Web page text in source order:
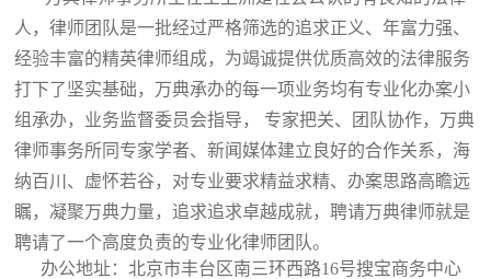
人，律师团队是一批经过严格筛选的追求正义、年富力强、
经验丰富的精英律师组成，为竭诚提供优质高效的法律服务
打下了坚实基础，万典承办的每一项业务均有专业化办案小
组承办，业务监督委员会指导， 专家把关、团队协作，万典
律师事务所同专家学者、新闻媒体建立良好的合作关系，海
纳百川、虚怀若谷，对专业要求精益求精、办案思路高瞻远
瞩，凝聚万典力量，追求追求卓越成就，聘请万典律师就是
聘请了一个高度负责的专业化律师团队。
办公地址：北京市丰台区南三环西路16号搜宝商务中心